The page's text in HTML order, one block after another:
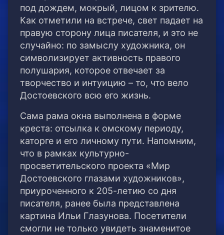
под дождем, мокрый, лицом к зрителю.
Как отметили на встрече, свет падает на
правую сторону лица писателя, и это не
случайно: по замыслу художника, он
символизирует активность правого
полушария, которое отвечает за
творчество и интуицию – то, что вело
Достоевского всю его жизнь.
Сама рама окна выполнена в форме
креста: отсылка к омскому периоду,
каторге и его личному пути. Напомним,
что в рамках культурно-
просветительского проекта «Мир
Достоевского глазами художников»,
приуроченного к 205-летию со дня
писателя, ранее была представлена
картина Ильи Глазунова. Посетители
смогли не только увидеть знаменитое